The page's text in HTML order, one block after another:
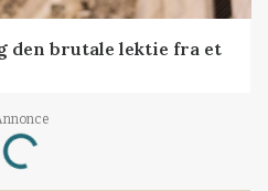
den brutale lektie fra et
Loading...